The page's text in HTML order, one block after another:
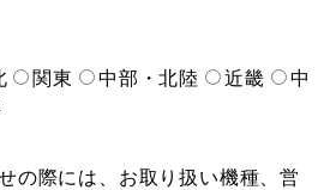
関東 中部・北陸 近畿
中
の際には、お取り扱い機種、営